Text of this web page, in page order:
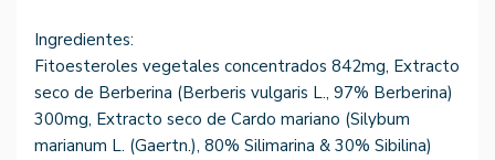
Ingredientes:
Fitoesteroles vegetales concentrados 842mg, Extracto
seco de Berberina (Berberis vulgaris L., 97% Berberina)
300mg, Extracto seco de Cardo mariano (Silybum
marianum L. (Gaertn.), 80% Silimarina & 30% Sibilina)